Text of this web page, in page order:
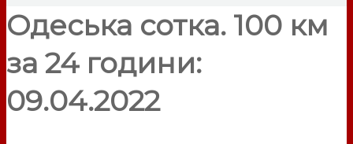
Одеська сотка. 100 км
за 24 години:
09.04.2022